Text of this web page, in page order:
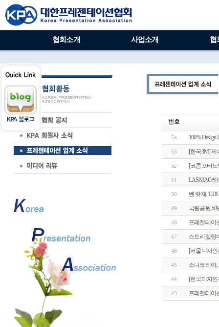
협회소개 사업소개 협
번호
54 100%
53 [한국3M] 제
52 [코콤포터노
51 LASMAC레
50 벤 랏채,
49 국립공원
48 프레젠테이
47 스토리텔링
46 [서울디자인
45 소니코리아,
44 [한국디자
43 프레젠테이